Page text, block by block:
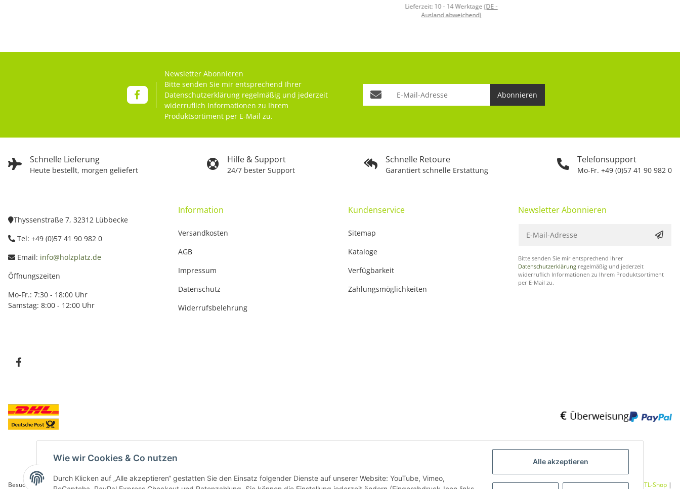
Lieferzeit: 10 - 14 Werktage(DE -
Ausland abweichend)
Schnelle Lieferung
Heute bestellt, morgen geliefert
Hilfe & Support
24/7 bester Support
Schnelle Retoure
Garantiert schnelle Erstattung
Telefonsupport
Mo-Fr. +49 (0)57 41 90 982 0
Newsletter Abonnieren
Bitte senden Sie mir entsprechend Ihrer
Datenschutzerklärung regelmäßig und jederzeit
widerruflich Informationen zu Ihrem
Produktsortiment per E-Mail zu.
Abonnieren
Thyssenstraße 7, 32312 Lübbecke
Tel: +49 (0)57 41 90 982 0
Email: info@holzplatz.de
Öffnungszeiten
Mo-Fr.: 7:30 - 18:00 Uhr
Samstag: 8:00 - 12:00 Uhr
Information
Versandkosten
AGB
Impressum
Datenschutz
Widerrufsbelehrung
Kundenservice
Sitemap
Kataloge
Verfügbarkeit
Zahlungsmöglichkeiten
Newsletter Abonnieren
Bitte senden Sie mir entsprechend Ihrer
Datenschutzerklärung regelmäßig und jederzeit
widerruflich Informationen zu Ihrem Produktsortiment
per E-Mail zu.
Besucherzähler: 5850261 Alle Preise inkl. MwSt. UmsetzungVlarom E-Commerce Agentur| Powered by JTL-Shop |
Wie wir Cookies & Co nutzen
Durch Klicken auf „Alle akzeptieren“ gestatten Sie den Einsatz folgender Dienste auf unserer Website: YouTube, Vimeo,
Alle akzeptieren